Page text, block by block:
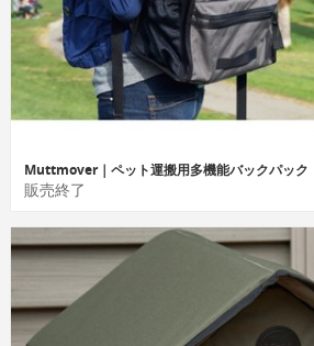
Muttmover｜ペット運搬用多機能バックパック
販売終了